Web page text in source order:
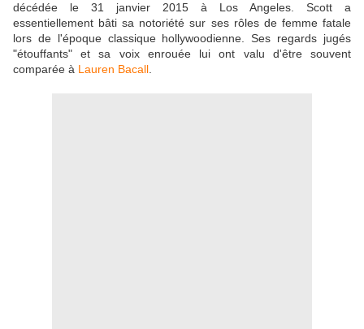
décédée le 31 janvier 2015 à Los Angeles. Scott a
essentiellement bâti sa notoriété sur ses rôles de femme fatale
lors de l'époque classique hollywoodienne. Ses regards jugés
"étouffants" et sa voix enrouée lui ont valu d'être souvent
comparée à Lauren Bacall